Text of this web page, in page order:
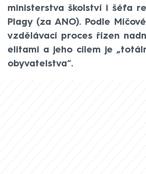
ministerstva školství i šéfa
Plagy (za ANO). Podle
vzdělávací proces řízen
elitami a jeho cílem je
obyvatelstva“.